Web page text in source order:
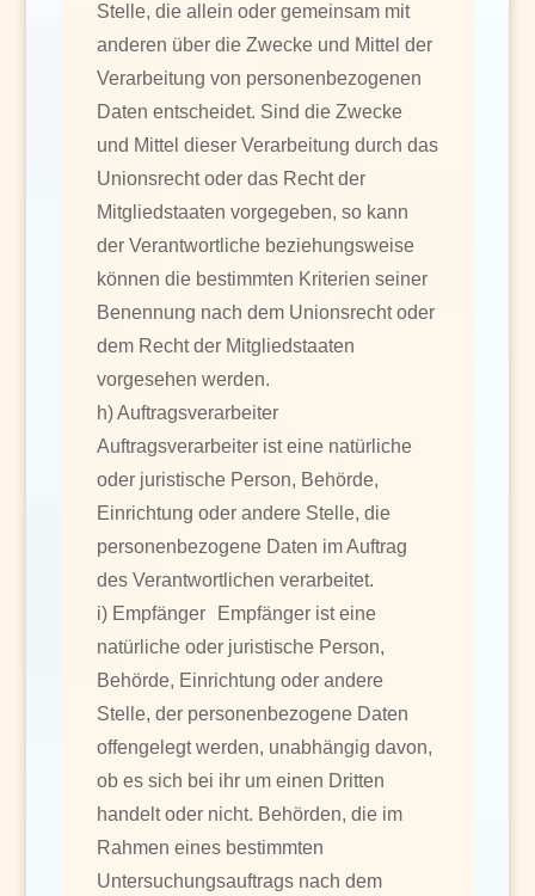
Stelle, die allein oder gemeinsam mit
anderen über die Zwecke und Mittel der
Verarbeitung von personenbezogenen
Daten entscheidet. Sind die Zwecke
und Mittel dieser Verarbeitung durch das
Unionsrecht oder das Recht der
Mitgliedstaaten vorgegeben, so kann
der Verantwortliche beziehungsweise
können die bestimmten Kriterien seiner
Benennung nach dem Unionsrecht oder
dem Recht der Mitgliedstaaten
vorgesehen werden.
h) Auftragsverarbeiter
Auftragsverarbeiter ist eine natürliche
oder juristische Person, Behörde,
Einrichtung oder andere Stelle, die
personenbezogene Daten im Auftrag
des Verantwortlichen verarbeitet.
i) Empfänger Empfänger ist eine
natürliche oder juristische Person,
Behörde, Einrichtung oder andere
Stelle, der personenbezogene Daten
offengelegt werden, unabhängig davon,
ob es sich bei ihr um einen Dritten
handelt oder nicht. Behörden, die im
Rahmen eines bestimmten
Untersuchungsauftrags nach dem